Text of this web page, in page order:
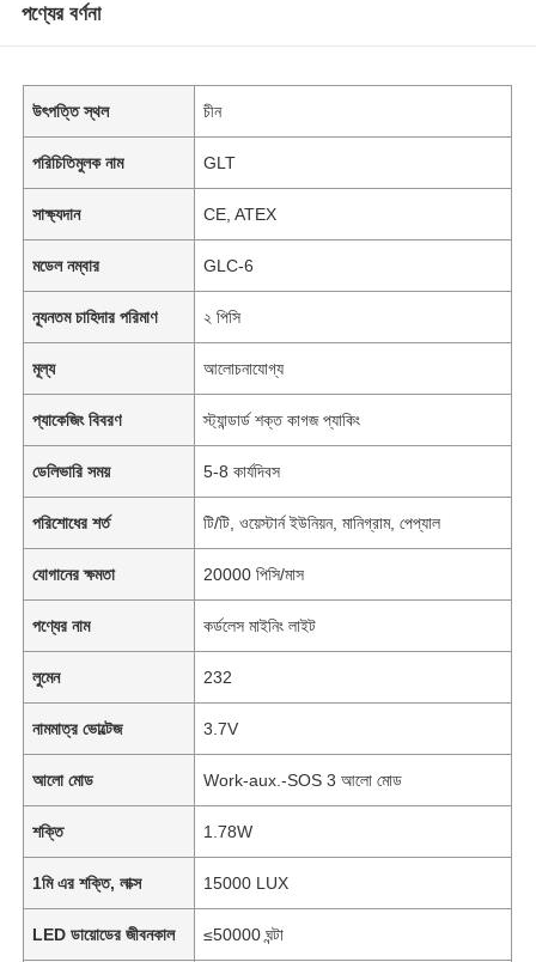
পণ্যের বর্ণনা
উৎপত্তি স্থল চীন
পরিচিতিমুলক নাম GLT
সাক্ষ্যদান CE, ATEX
মডেল নম্বার GLC-6
ন্যূনতম চাহিদার পরিমাণ ২ পিসি
মূল্য আলোচনাযোগ্য
প্যাকেজিং বিবরণ স্ট্যান্ডার্ড শক্ত কাগজ প্যাকিং
ডেলিভারি সময় 5-8 কার্যদিবস
পরিশোধের শর্ত টি/টি, ওয়েস্টার্ন ইউনিয়ন, মানিগ্রাম, পেপ্যাল
যোগানের ক্ষমতা 20000 পিসি/মাস
পণ্যের নাম কর্ডলেস মাইনিং লাইট
লুমেন 232
নামমাত্র ভোল্টেজ 3.7V
আলো মোড Work-aux.-SOS 3 আলো মোড
শক্তি 1.78W
1মি এর শক্তি, লাক্স 15000 LUX
LED ডায়োডের জীবনকাল ≤50000 ঘন্টা